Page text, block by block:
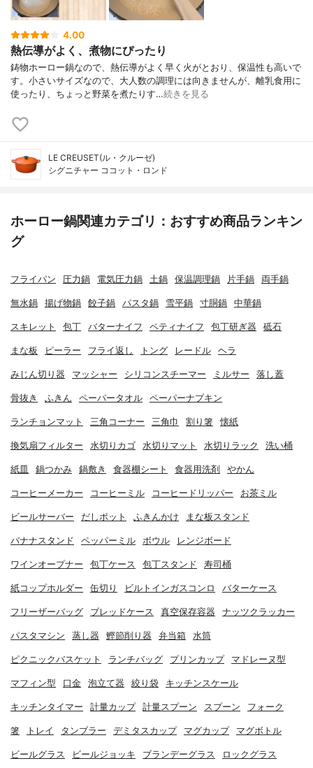
4.00
熱伝導がよく、煮物にぴったり
鋳物ホーロー鍋なので、熱伝導がよく早く火がとおり、保温性も高いで
す。小さいサイズなので、大人数の調理には向きませんが、離乳食用に
使ったり、ちょっと野菜を煮たりす…続きを見る
LE CREUSET(ル・クルーゼ)
シグニチャー ココット・ロンド
ホーロー鍋関連カテゴリ：おすすめ商品ランキン
グ
フライパン 圧力鍋 電気圧力鍋 土鍋 保温調理鍋 片手鍋 両手鍋
無水鍋 揚げ物鍋 餃子鍋 パスタ鍋 雪平鍋 寸胴鍋 中華鍋
スキレット 包丁 バターナイフ ペティナイフ 包丁研ぎ器 砥石
まな板 ピーラー フライ返し トング レードル ヘラ
みじん切り器 マッシャー シリコンスチーマー ミルサー 落し蓋
骨抜き ふきん ペーパータオル ペーパーナプキン
ランチョンマット 三角コーナー 三角巾 割り箸 懐紙
換気扇フィルター 水切りカゴ 水切りマット 水切りラック 洗い桶
紙皿 鍋つかみ 鍋敷き 食器棚シート 食器用洗剤 やかん
コーヒーメーカー コーヒーミル コーヒードリッパー お茶ミル
ビールサーバー だしポット ふきんかけ まな板スタンド
バナナスタンド ペッパーミル ボウル レンジボード
ワインオープナー 包丁ケース 包丁スタンド 寿司桶
紙コップホルダー 缶切り ビルトインガスコンロ バターケース
フリーザーバッグ ブレッドケース 真空保存容器 ナッツクラッカー
パスタマシン 蒸し器 鰹節削り器 弁当箱 水筒
ピクニックバスケット ランチバッグ プリンカップ マドレーヌ型
マフィン型 口金 泡立て器 絞り袋 キッチンスケール
キッチンタイマー 計量カップ 計量スプーン スプーン フォーク
箸 トレイ タンブラー デミタスカップ マグカップ マグボトル
ビールグラス ビールジョッキ ブランデーグラス ロックグラス